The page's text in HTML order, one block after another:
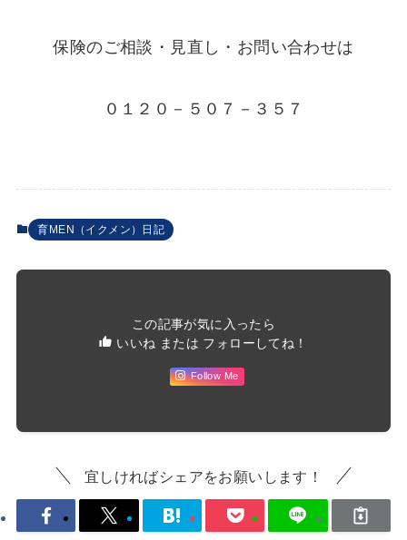
保険のご相談・見直し・お問い合わせは
０１２０－５０７－３５７
育MEN（イクメン）日記
この記事が気に入ったら
いいね または フォローしてね！
Follow Me
宜しければシェアをお願いします！